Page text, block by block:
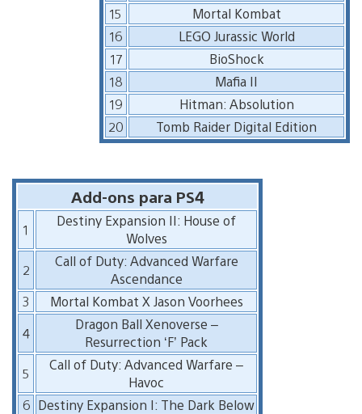
15
Mortal Kombat
16
LEGO Jurassic World
17
BioShock
18
Mafia II
19
Hitman: Absolution
20
Tomb Raider Digital Edition
Add-ons para PS4
1
Destiny Expansion II: House of
Wolves
2
Call of Duty: Advanced Warfare
Ascendance
3
Mortal Kombat X Jason Voorhees
4
Dragon Ball Xenoverse –
Resurrection ‘F’ Pack
5
Call of Duty: Advanced Warfare –
Havoc
6 Destiny Expansion I: The Dark Below